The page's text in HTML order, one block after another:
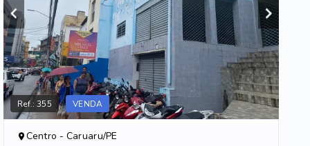
Ref.:355 VENDA
Centro - Caruaru/PE